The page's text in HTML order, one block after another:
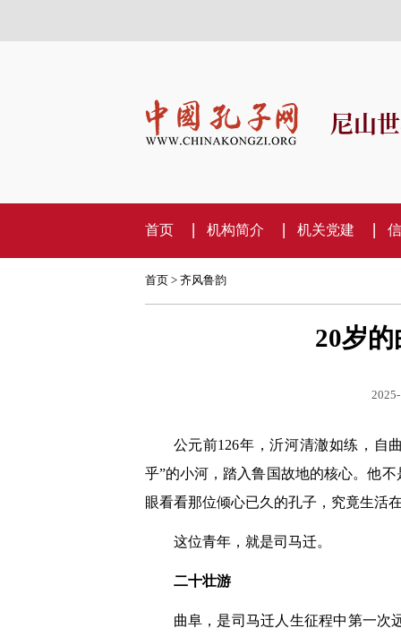
尼山
首页 机构简介 机关党建
首页> 齐风鲁韵
20岁
公元前126年，沂河清澈如练，自
乎”的小河，踏入鲁国故地的核心。他
眼看看那位倾心已久的孔子，究竟生活
这位青年，就是司马迁。
二十壮游
曲阜，是司马迁人生征程中第一次